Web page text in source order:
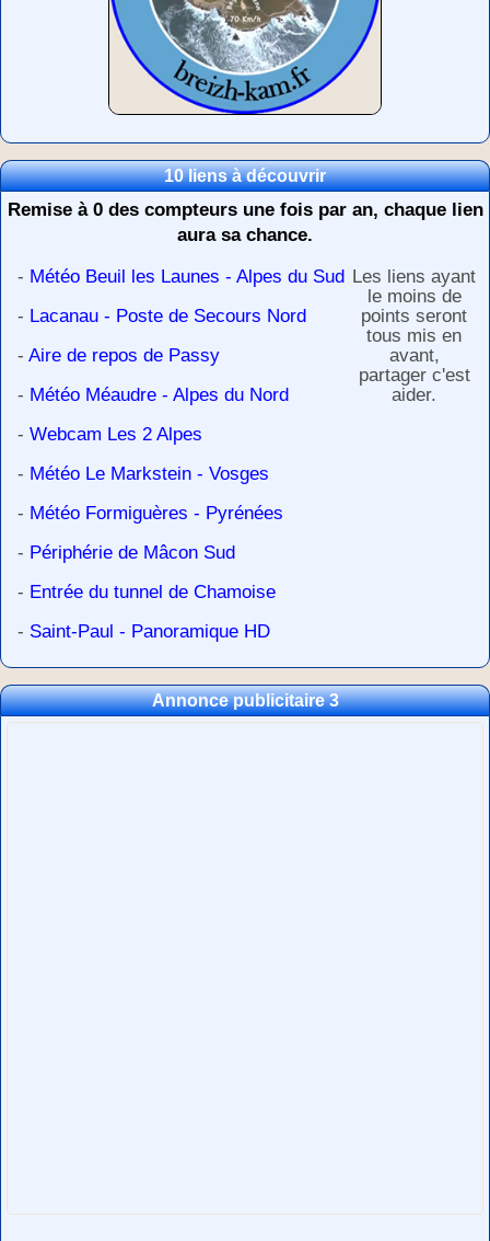
10 liens à découvrir
Remise à 0 des compteurs une fois par an, chaque lien
aura sa chance.
- Météo Beuil les Launes - Alpes du Sud
- Lacanau - Poste de Secours Nord
- Aire de repos de Passy
- Météo Méaudre - Alpes du Nord
- Webcam Les 2 Alpes
- Météo Le Markstein - Vosges
- Météo Formiguères - Pyrénées
- Périphérie de Mâcon Sud
- Entrée du tunnel de Chamoise
- Saint-Paul - Panoramique HD
Les liens ayant
le moins de
points seront
tous mis en
avant,
partager c'est
aider.
Annonce publicitaire 3